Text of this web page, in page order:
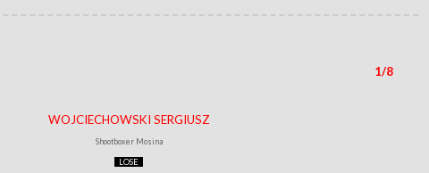
1/8
WOJCIECHOWSKI SERGIUSZ
Shootboxer Mosina
LOSE